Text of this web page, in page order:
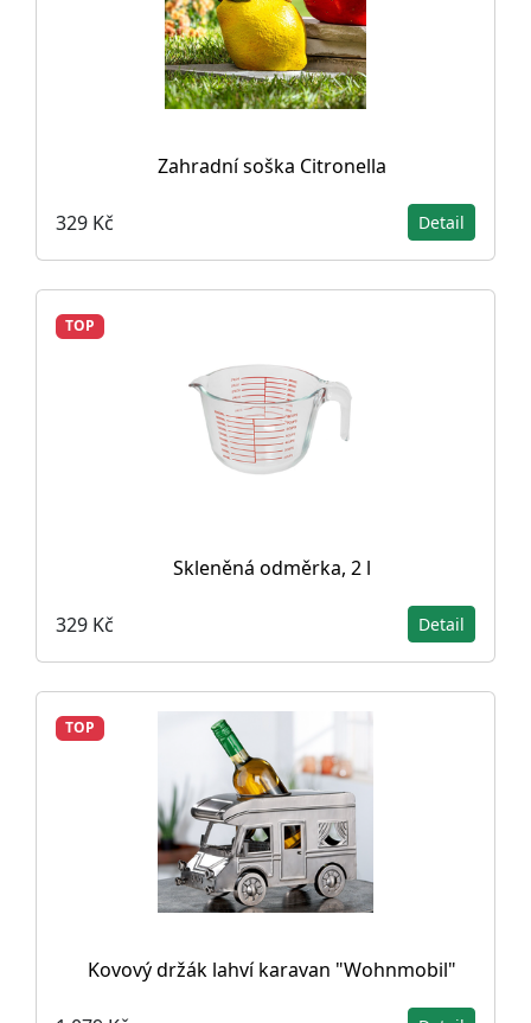
Zahradní soška Citronella
329 Kč Detail
TOP
Skleněná odměrka, 2 l
329 Kč Detail
TOP
Kovový držák lahví karavan "Wohnmobil"